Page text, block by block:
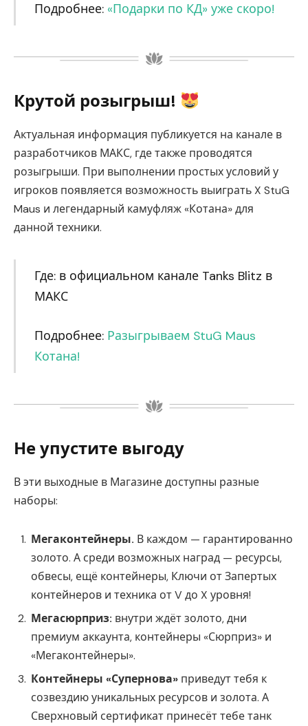
Подробнее: «Подарки по КД» уже скоро!
Крутой розыгрыш!
Актуальная информация публикуется на канале в
разработчиков МАКС, где также проводятся
розыгрыши. При выполнении простых условий у
игроков появляется возможность выиграть X StuG
Maus и легендарный камуфляж «Котана» для
данной техники.
Где: в официальном канале Tanks Blitz в
МАКС
Подробнее: Разыгрываем StuG Maus
Котана!
Не упустите выгоду
В эти выходные в Магазине доступны разные
наборы:
Мегаконтейнеры. В каждом — гарантированно
золото. А среди возможных наград — ресурсы,
обвесы, ещё контейнеры, Ключи от Запертых
контейнеров и техника от V до X уровня!
Мегасюрприз: внутри ждёт золото, дни
премиум аккаунта, контейнеры «Сюрприз» и
«Мегаконтейнеры».
Контейнеры «Супернова» приведут тебя к
созвездию уникальных ресурсов и золота. А
Сверхновый сертификат принесёт тебе танк